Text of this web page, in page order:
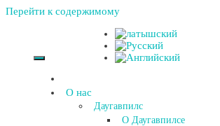
Перейти к содержимому
О нас
Даугавпилс
О Даугавпилсе